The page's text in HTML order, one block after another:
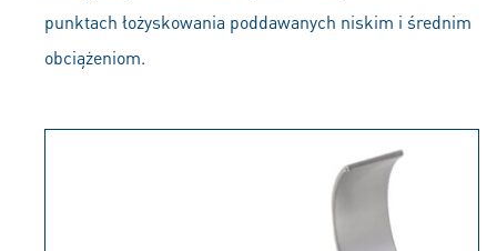
punktach łożyskowania poddawanych niskim i średnim
obciążeniom.